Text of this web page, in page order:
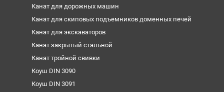
Канат для дорожных машин
Канат для скиповых подъемников доменных печей
Канат для экскаваторов
Канат закрытый стальной
Канат тройной свивки
Коуш DIN 3090
Коуш DIN 3091